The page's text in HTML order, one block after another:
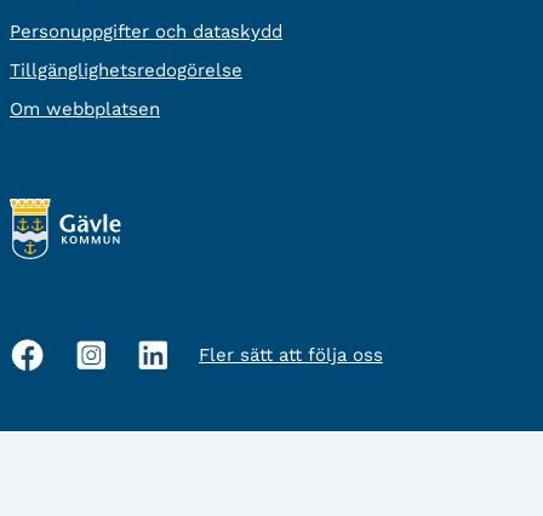
Personuppgifter och dataskydd
Tillgänglighetsredogörelse
Om webbplatsen
Sociala
Fler sätt att följa oss